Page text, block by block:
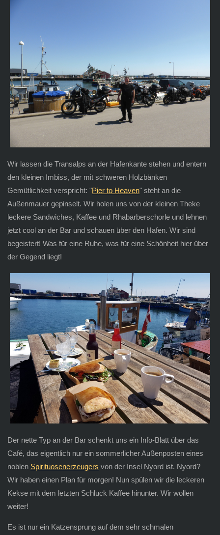
Wir lassen die Transalps an der Hafenkante stehen und entern
den kleinen Imbiss, der mit schweren Holzbänken
Gemütlichkeit verspricht: "Pier to Heaven" steht an die
Außenmauer gepinselt. Wir holen uns von der kleinen Theke
leckere Sandwiches, Kaffee und Rhabarberschorle und lehnen
jetzt cool an der Bar und schauen über den Hafen. Wir sind
begeistert! Was für eine Ruhe, was für eine Schönheit hier über
der Gegend liegt!
Der nette Typ an der Bar schenkt uns ein Info-Blatt über das
Café, das eigentlich nur ein sommerlicher Außenposten eines
noblen Spirituosenerzeugers von der Insel Nyord ist. Nyord?
Wir haben einen Plan für morgen! Nun spülen wir die leckeren
Kekse mit dem letzten Schluck Kaffee hinunter. Wir wollen
weiter!
Es ist nur ein Katzensprung auf dem sehr schmalen